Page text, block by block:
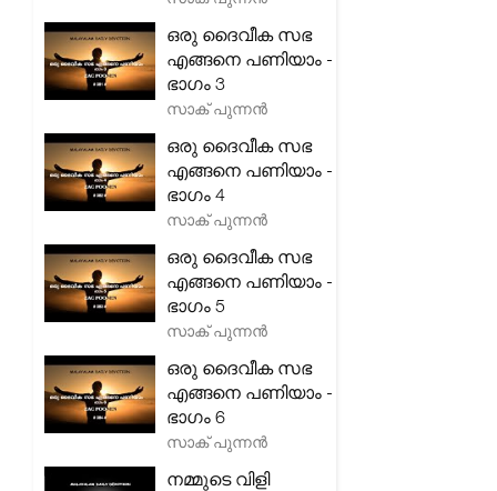
ഒരു ദൈവീക സഭ
എങ്ങനെ പണിയാം -
ഭാഗം 3
സാക് പുന്നൻ
ഒരു ദൈവീക സഭ
എങ്ങനെ പണിയാം -
ഭാഗം 4
സാക് പുന്നൻ
ഒരു ദൈവീക സഭ
എങ്ങനെ പണിയാം -
ഭാഗം 5
സാക് പുന്നൻ
ഒരു ദൈവീക സഭ
എങ്ങനെ പണിയാം -
ഭാഗം 6
സാക് പുന്നൻ
നമ്മുടെ വിളി